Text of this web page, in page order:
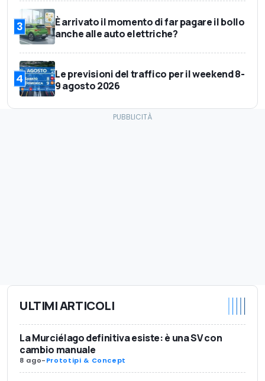
3
È arrivato il momento di far pagare il bollo
anche alle auto elettriche?
4
Le previsioni del traffico per il weekend 8-
9 agosto 2026
ULTIMI ARTICOLI
La Murciélago definitiva esiste: è una SV con
cambio manuale
8 ago-Prototipi & Concept